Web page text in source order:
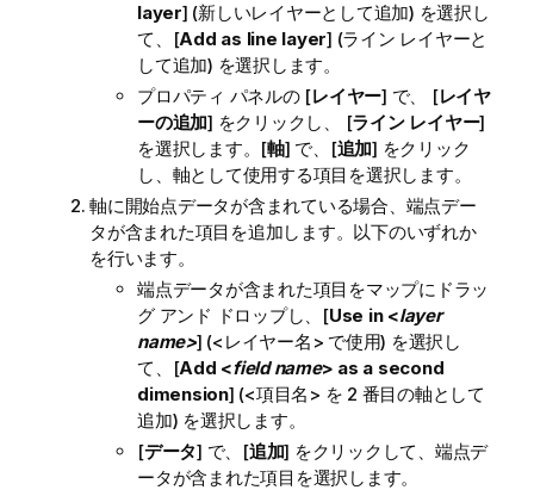
layer] (新しいレイヤーとして追加) を選択し
て、[Add as line layer] (ライン レイヤーと
して追加) を選択します。
プロパティ パネルの [レイヤー] で、 [レイヤ
ーの追加] をクリックし、 [ライン レイヤー]
を選択します。[軸] で、[追加] をクリック
し、軸として使用する項目を選択します。
軸に開始点データが含まれている場合、端点デー
タが含まれた項目を追加します。以下のいずれか
を行います。
端点データが含まれた項目をマップにドラッ
グ アンド ドロップし、[Use in <layer
name>] (<レイヤー名> で使用) を選択し
て、[Add <field name> as a second
dimension] (<項目名> を 2 番目の軸として
追加) を選択します。
[データ] で、[追加] をクリックして、端点デ
ータが含まれた項目を選択します。